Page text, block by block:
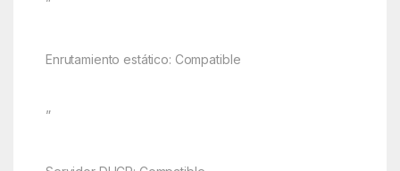
Enrutamiento estático: Compatible
”